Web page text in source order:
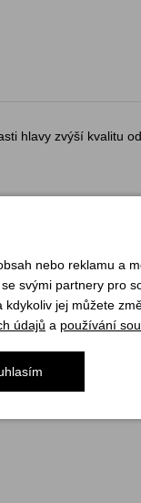
hlavy zvýší kvalitu
nebo reklamu a
svými partnery pro
jej můžete
údajů a používání